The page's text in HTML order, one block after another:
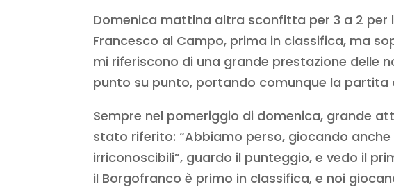
Domenica mattina altra sconfitta per 3 a 2 per
Francesco al Campo, prima in classifica, ma
mi riferiscono di una grande prestazione delle
punto su punto, portando comunque la partita
Sempre nel pomeriggio di domenica, grande
stato riferito: “Abbiamo perso, giocando
irriconoscibili”, guardo il punteggio, e vedo il
il Borgofranco è primo in classifica, e noi